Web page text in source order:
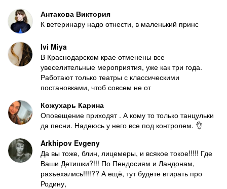
Антакова Виктория
К ветеринару надо отнести, в маленький принс
Ivi Miya
В Краснодарском крае отменены все
увеселительные мероприятия, уже как три года.
Работают только театры с классическими
постановками, чтоб совсем не от
Кожухарь Карина
Оповещение приходят . А кому то только танцульки
да песни. Надеюсь у него все под контролем. 👌
Arkhipov Evgeny
Да вы тоже, блин, лицемеры, и всякое токое!!!!! Где
Ваши Детишки?!!! По Пендосиям и Ландонам,
разъехались!!!!?? А ещё, тут будете втирать про
Родину,